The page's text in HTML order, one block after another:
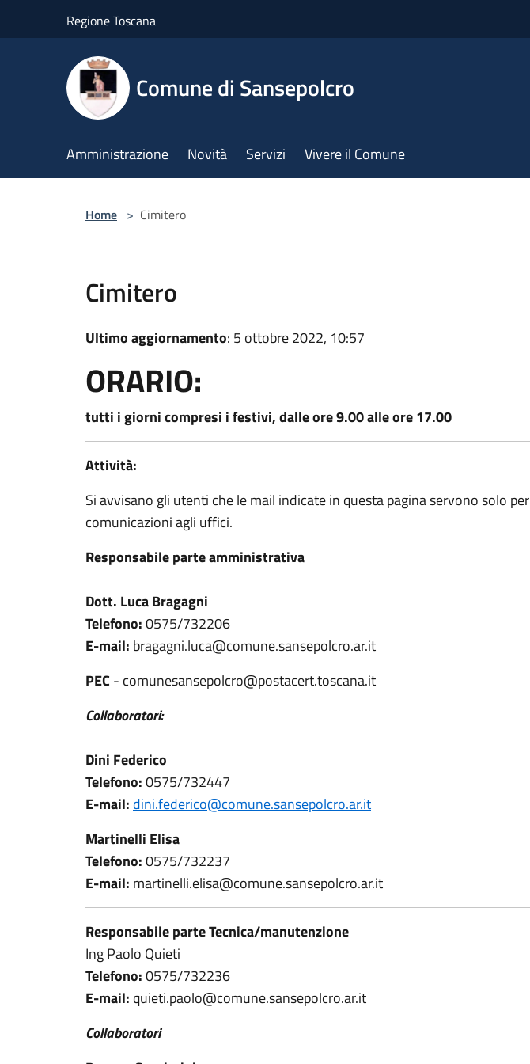
Regione Toscana
Comune di Sansepolcro
Amministrazione Novità Servizi Vivere il Comune
Home > Cimitero
Cimitero
Ultimo aggiornamento: 5 ottobre 2022, 10:57
ORARIO:
tutti i giorni compresi i festivi, dalle ore 9.00 alle ore 17.00
Attività:
Si avvisano gli utenti che le mail indicate in questa pagina servono solo per
comunicazioni agli uffici.
Responsabile parte amministrativa
Dott. Luca Bragagni
Telefono:0575/732206
E-mail: bragagni.luca@comune.sansepolcro.ar.it
PEC - comunesansepolcro@postacert.toscana.it
Collaboratori:
Dini Federico
Telefono:0575/732447
E-mail: dini.federico@comune.sansepolcro.ar.it
Martinelli Elisa
Telefono:0575/732237
E-mail: martinelli.elisa@comune.sansepolcro.ar.it
Responsabile parte Tecnica/manutenzione
Ing Paolo Quieti
Telefono:0575/732236
E-mail: quieti.paolo@comune.sansepolcro.ar.it
Collaboratori